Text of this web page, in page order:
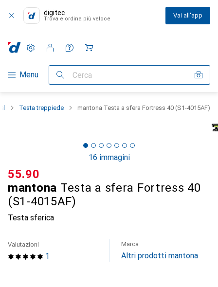
digitec
Trova e ordina più veloce Vai all'app
Categoria Navigazione
Menu Cerca
Impostazioni
Conto cliente
Liste di confronto
Liste dei desideri
Carrello
Testa treppiede mantona Testa a sfera Fortress 40 (S1-4015AF)
16 immagini
mantona Testa a sfera Fortress 40
(S1-4015AF)
Testa sferica
CHF
55.90
1
Valutazioni Marca
Altri prodotti mantona